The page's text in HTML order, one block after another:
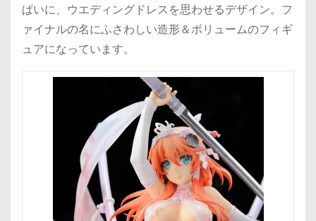
ぱいに、ウエディングドレスを思わせるデザイン。フ
ァイナルの名にふさわしい造形＆ボリュームのフィギ
ュアになっています。